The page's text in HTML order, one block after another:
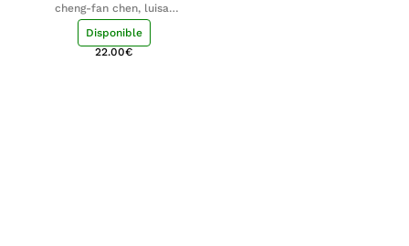
cheng-fan chen, luisa;
shu-ying chang, luisa
Disponible
22.00€